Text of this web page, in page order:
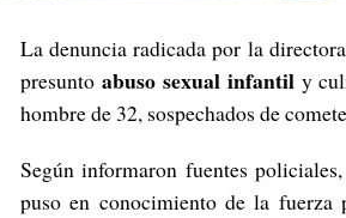
La denuncia radicada por la
presunto abuso sexual infantily
hombre de 32, sospechados de
Según informaron fuentes
puso en conocimiento de la